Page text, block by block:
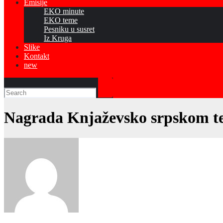
Emisije
EKO minute
EKO teme
Pesniku u susret
Iz Kruga
Slike
Kontakt
new
Nagrada Knjaževsko srpskom